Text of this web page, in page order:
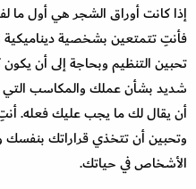
إذا كانت أوراق الشجر هي أول ما
فأنتِ تتمتعين بشخصية ديناميكية
تحبين التنظيم وبحاجة إلى أن
شديد بشأن عملك والمكاسب التي
أن يقال لك ما يجب عليك فعله.
وتحبين أن تتخذي قراراتك
الأشخاص في حياتك.